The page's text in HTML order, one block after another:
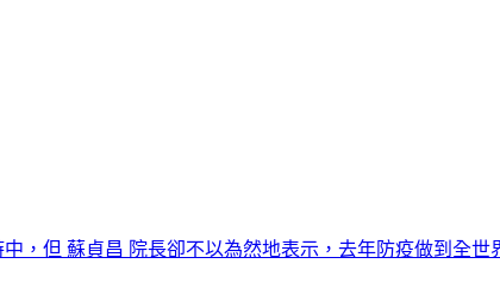
，但 蘇貞昌 院長卻不以為然地表示，去年防疫做到全